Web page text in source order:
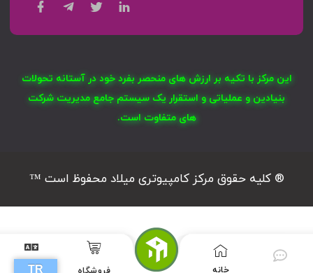
این مرکز با تکیه بر ارزش های منحصر بفرد خود در آستانه تحولات
بنیادین و عملیاتی و استقرار یک سیستم جامع مدیریت شرکت
های متفاوت است.
® کلیه حقوق مرکز کامپیوتری میلاد محفوظ است ™
خانه فروشگاه TR